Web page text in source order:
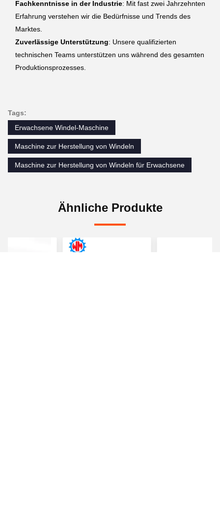
Fachkenntnisse in der Industrie: Mit fast zwei Jahrzehnten
Erfahrung verstehen wir die Bedürfnisse und Trends des
Marktes.
Zuverlässige Unterstützung: Unsere qualifizierten
technischen Teams unterstützen uns während des gesamten
Produktionsprozesses.
Tags:
Erwachsene Windel-Maschine
Maschine zur Herstellung von Windeln
Maschine zur Herstellung von Windeln für Erwachsene
Ähnliche Produkte